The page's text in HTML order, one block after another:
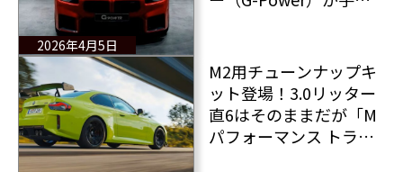
2026年4月5日
M2用チューンナップキ
ット登場！3.0リッター
直6はそのままだが「M
パフォーマンス トラッ